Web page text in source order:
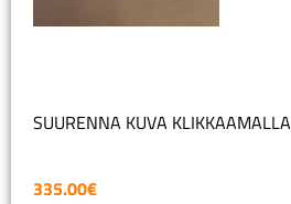
SUURENNA KUVA KLIKKAAMALLA
335.00€